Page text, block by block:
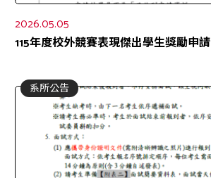
2026.05.05
115年度校外競賽表現傑出學生獎勵申請
系所公告